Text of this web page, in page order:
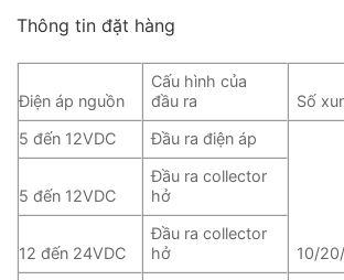
Thông tin đặt hàng
Điện áp nguồn
Cấu hình của
đầu ra
Số
5 đến 12VDC
Đầu ra điện áp
10/
5 đến 12VDC
Đầu ra collector
hở
12 đến 24VDC
Đầu ra collector
hở